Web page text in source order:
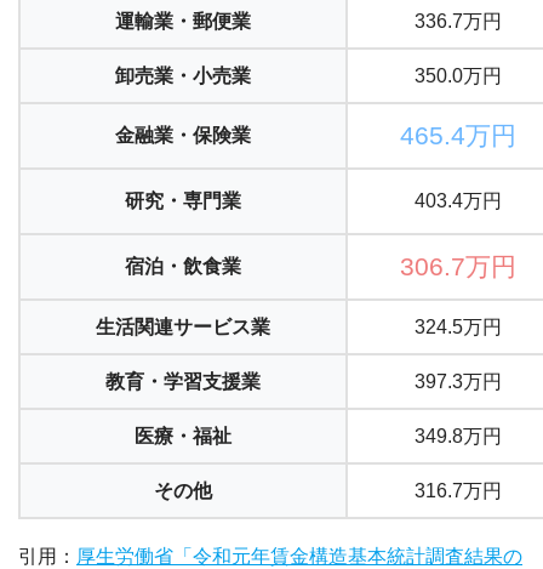
運輸業・郵便業 336.7万円
卸売業・小売業 350.0万円
金融業・保険業 465.4万円
研究・専門業 403.4万円
宿泊・飲食業 306.7万円
生活関連サービス業 324.5万円
教育・学習支援業 397.3万円
医療・福祉 349.8万円
その他 316.7万円
引用： 厚生労働省「令和元年賃金構造基本統計調査結果の